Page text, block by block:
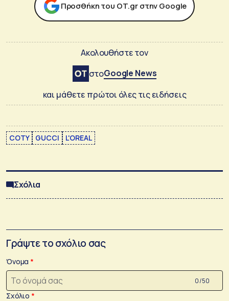
Προσθήκη του ΟΤ.gr στην Google
Ακολουθήστε τον
στοGoogle News
και μάθετε πρώτοι όλες τις ειδήσεις
COTY GUCCI L'OREAL
Σχόλια
Γράψτε το σχόλιο σας
Όνομα
0 /50
Σχόλιο